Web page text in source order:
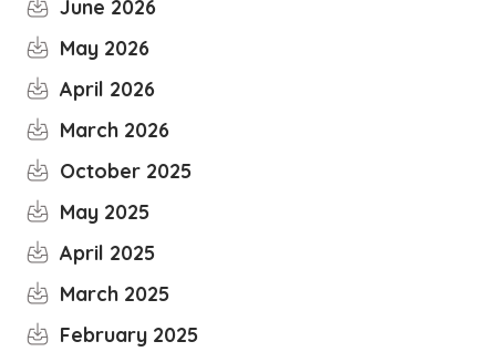
June 2026
May 2026
April 2026
March 2026
October 2025
May 2025
April 2025
March 2025
February 2025